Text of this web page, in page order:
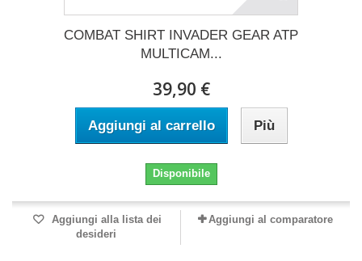
COMBAT SHIRT INVADER GEAR ATP
MULTICAM...
39,90 €
Aggiungi al carrello Più
Disponibile
Aggiungi alla lista dei
desideri
Aggiungi al comparatore